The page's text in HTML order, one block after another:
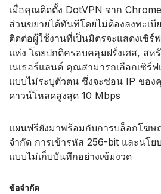
เมื่อคุณติดตั้ง DotVPN จาก
ส่วนขยายได้ทันทีโดยไม่ต้องลงทะเบี
ติดต่อผู้ใช้งานที่เป็นมิตรจะแสดงเซิร์
แห่ง โดยปกติครอบคลุมฝรั่งเศส, สห
เนเธอร์แลนด์ คุณสามารถเลือกเซิร์ฟ
แบบไม่ระบุตัวตน ซึ่งจะซ่อน IP ของ
ดาวน์โหลดสูงสุด 10 Mbps
แผนฟรียังมาพร้อมกับการบล็อกโฆ
จำกัด การเข้ารหัส 256-bit และนโย
แบบไม่เก็บบันทึกอย่างเข้มงวด
ข้อจำกัด